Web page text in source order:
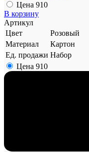
Цена 910
В корзину
Артикул
Цвет
Розовый
Материал
Картон
Ед. продажи Набор
Цена 910